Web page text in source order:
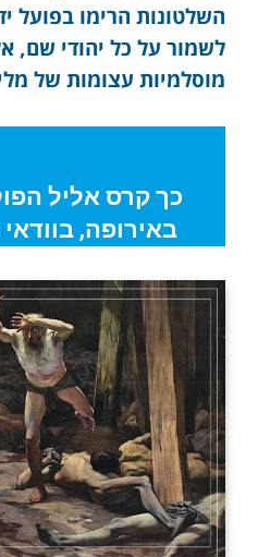
השלטונות הרימו בפועל
לשמור על כל יהודי שם,
מוסלמיות עצומות של
כך קרס אליל
באירופה,